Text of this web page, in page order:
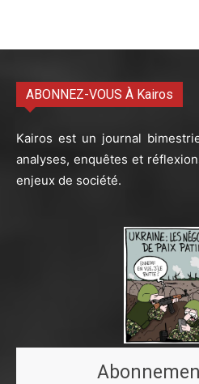
ABONNEZ-VOUS À Kairos
Kairos est un journal
analyses, enquêtes et
enjeux de société.